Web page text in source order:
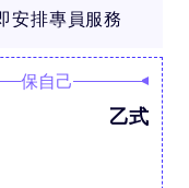
安排專員服務
保自己
乙式